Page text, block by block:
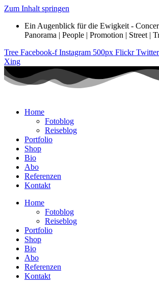
Zum Inhalt springen
Ein Augenblick für die Ewigkeit -
Panorama | People | Promotion | Street |
Tree Facebook-f Instagram 500px Flickr Twitter
Xing
Home
Fotoblog
Reiseblog
Portfolio
Shop
Bio
Abo
Referenzen
Kontakt
Home
Fotoblog
Reiseblog
Portfolio
Shop
Bio
Abo
Referenzen
Kontakt